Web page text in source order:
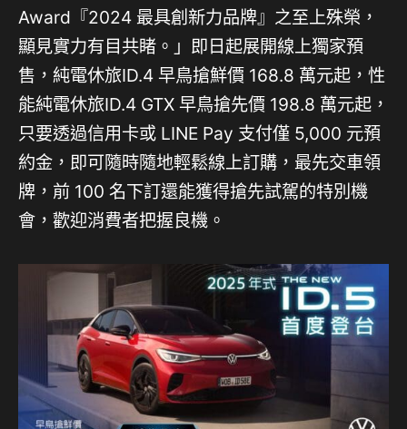
Award『2024 最具創新力品牌』之至上殊榮，
顯見實力有目共睹。」即日起展開線上獨家預
售，純電休旅ID.4 早鳥搶鮮價 168.8 萬元起，性
能純電休旅ID.4 GTX 早鳥搶先價 198.8 萬元起，
只要透過信用卡或 LINE Pay 支付僅 5,000 元預
約金，即可隨時隨地輕鬆線上訂購，最先交車領
牌，前 100 名下訂還能獲得搶先試駕的特別機
會，歡迎消費者把握良機。